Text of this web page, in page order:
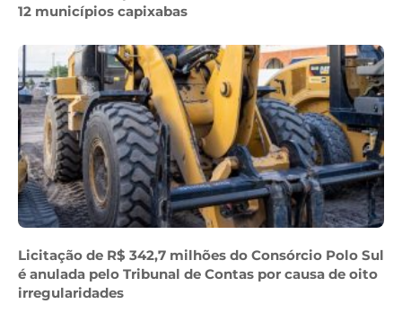
12 municípios capixabas
Licitação de R$ 342,7 milhões do Consórcio Polo Sul
é anulada pelo Tribunal de Contas por causa de oito
irregularidades